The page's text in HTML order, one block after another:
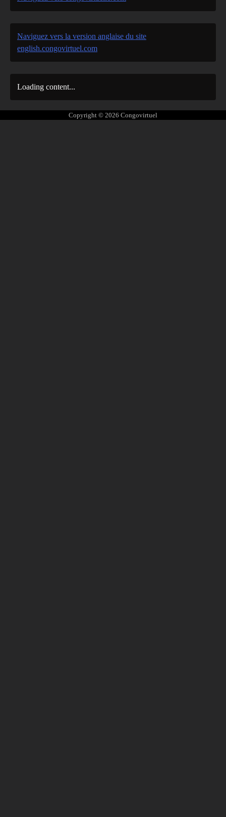
Naviguez vers la version anglaise du site
english.congovirtuel.com
Loading content...
Copyright © 2026 Congovirtuel